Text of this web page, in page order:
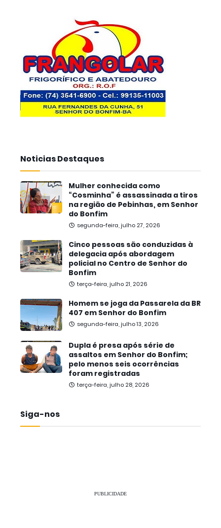
Noticias Destaques
Mulher conhecida como
“Cosminha” é assassinada a tiros
na região de Pebinhas, em Senhor
do Bonfim
segunda-feira, julho 27, 2026
Cinco pessoas são conduzidas à
delegacia após abordagem
policial no Centro de Senhor do
Bonfim
terça-feira, julho 21, 2026
Homem se joga da Passarela da BR
407 em Senhor do Bonfim
segunda-feira, julho 13, 2026
Dupla é presa após série de
assaltos em Senhor do Bonfim;
pelo menos seis ocorrências
foram registradas
terça-feira, julho 28, 2026
Siga-nos
PUBLICIDADE